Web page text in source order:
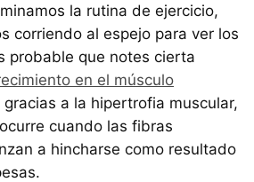
la rutina de ejercicio,
corriendo al espejo para ver los
probable que notes cierta
en el músculo
gracias a la hipertrofia muscular,
cuando las fibras
a hincharse como resultado